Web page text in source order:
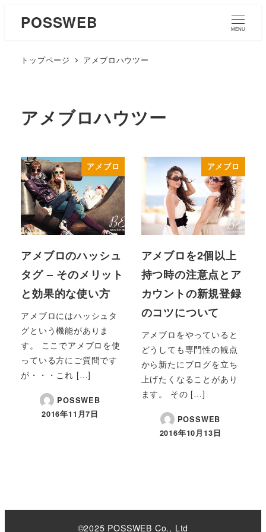
POSSWEB MENU
トップページ アメブロハウツー
アメブロハウツー
アメブロ
アメブロのハッシュ
タグ – そのメリット
と効果的な使い方
アメブロにはハッシュタ
グという機能がありま
す。 ここでアメブロを使
っている方にご質問です
が・・・これ […]
POSSWEB
2016年11月7日
アメブロ
アメブロを2個以上
持つ時の注意点とア
カウントの新規登録
のコツについて
アメブロをやっていると
どうしても専門性の観点
から新たにブログを立ち
上げたくなることがあり
ます。 その […]
POSSWEB
2016年10月13日
©2025 POSSWEB Co., Ltd